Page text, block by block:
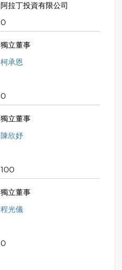
阿拉丁投資有限公司
0
獨立董事
柯承恩
0
獨立董事
陳欣妤
100
獨立董事
程光儀
0